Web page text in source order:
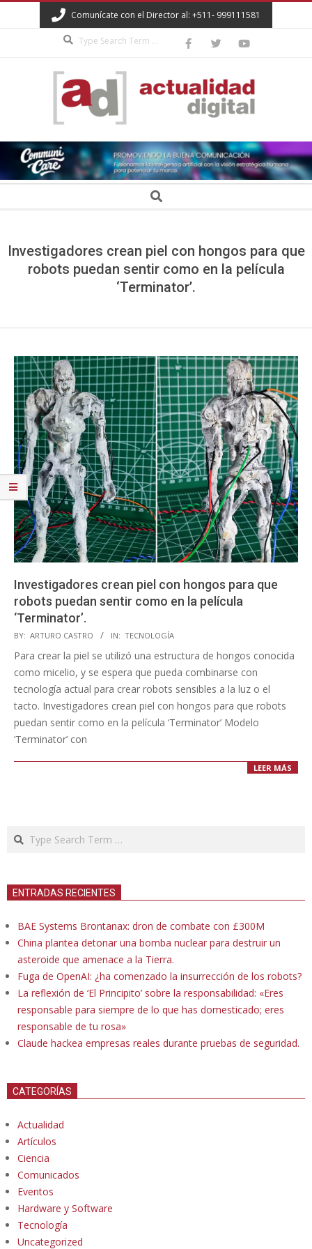
to
Comunícate con el Director al: +511- 999111581
ACTUALIDAD
DIGITAL Search
Investigadores crean piel con hongos para que
robots puedan sentir como en la película
‘Terminator’.
Investigadores crean piel con hongos para que
robots puedan sentir como en la película
‘Terminator’.
2023-
09-
BY: ARTURO CASTRO IN: TECNOLOGÍA
Para crear la piel se utilizó una estructura de hongos conocida
como micelio, y se espera que pueda combinarse con
tecnología actual para crear robots sensibles a la luz o el
tacto. Investigadores crean piel con hongos para que robots
puedan sentir como en la película ‘Terminator’ Modelo
‘Terminator’ con
LEER MÁS
Search
ENTRADAS RECIENTES
BAE Systems Brontanax: dron de combate con £300M
China plantea detonar una bomba nuclear para destruir un
asteroide que amenace a la Tierra.
Fuga de OpenAI: ¿ha comenzado la insurrección de los robots?
La reflexión de ‘El Principito’ sobre la responsabilidad: «Eres
responsable para siempre de lo que has domesticado; eres
responsable de tu rosa»
Claude hackea empresas reales durante pruebas de seguridad.
CATEGORÍAS
Actualidad
Artículos
Ciencia
Comunicados
Eventos
Hardware y Software
Tecnología
Uncategorized